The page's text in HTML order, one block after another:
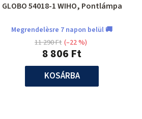
GLOBO 54018-1 WIHO, Pontlámpa
Megrendelèsre 7 napon belül 🚚
8 806 Ft
11 290 Ft (–22 %)
KOSÁRBA